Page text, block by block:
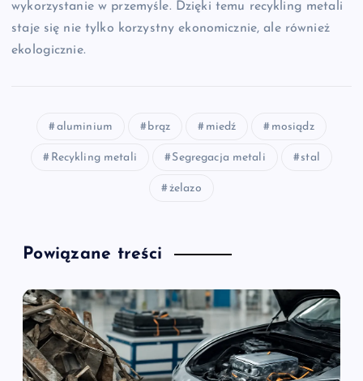
wykorzystanie w przemyśle. Dzięki temu recykling metali
staje się nie tylko korzystny ekonomicznie, ale również
ekologicznie.
aluminium brąz miedź mosiądz
Recykling metali Segregacja metali stal
żelazo
Powiązane treści